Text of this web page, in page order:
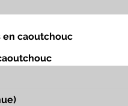
caoutchouc